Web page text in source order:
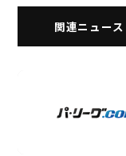
関連ニュース